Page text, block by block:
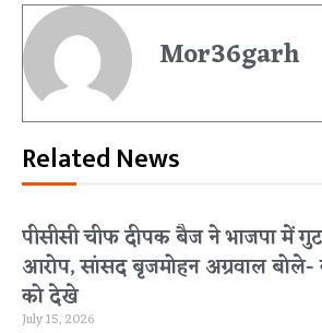
Mor36garh
Related News
पीसीसी चीफ दीपक बैज ने भाजपा में
आरोप, सांसद बृजमोहन अग्रवाल
को देखे
July 15, 2026